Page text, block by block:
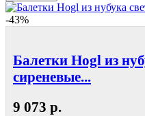
-43%
Балетки Hogl из
сиреневые...
9 073 р.